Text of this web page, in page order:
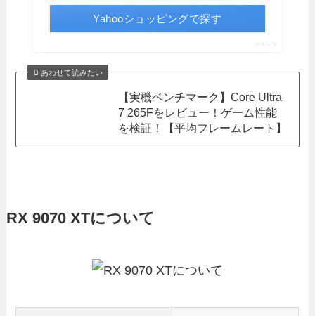
Yahooショッピングで探す
ポチップ
あわせて読みたい
【実機ベンチマーク】Core Ultra
7 265Fをレビュー！ゲーム性能
を検証！【平均フレームレート】
RX 9070 XTについて